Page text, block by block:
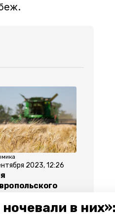
в них»:
2023, 12:26
73% от